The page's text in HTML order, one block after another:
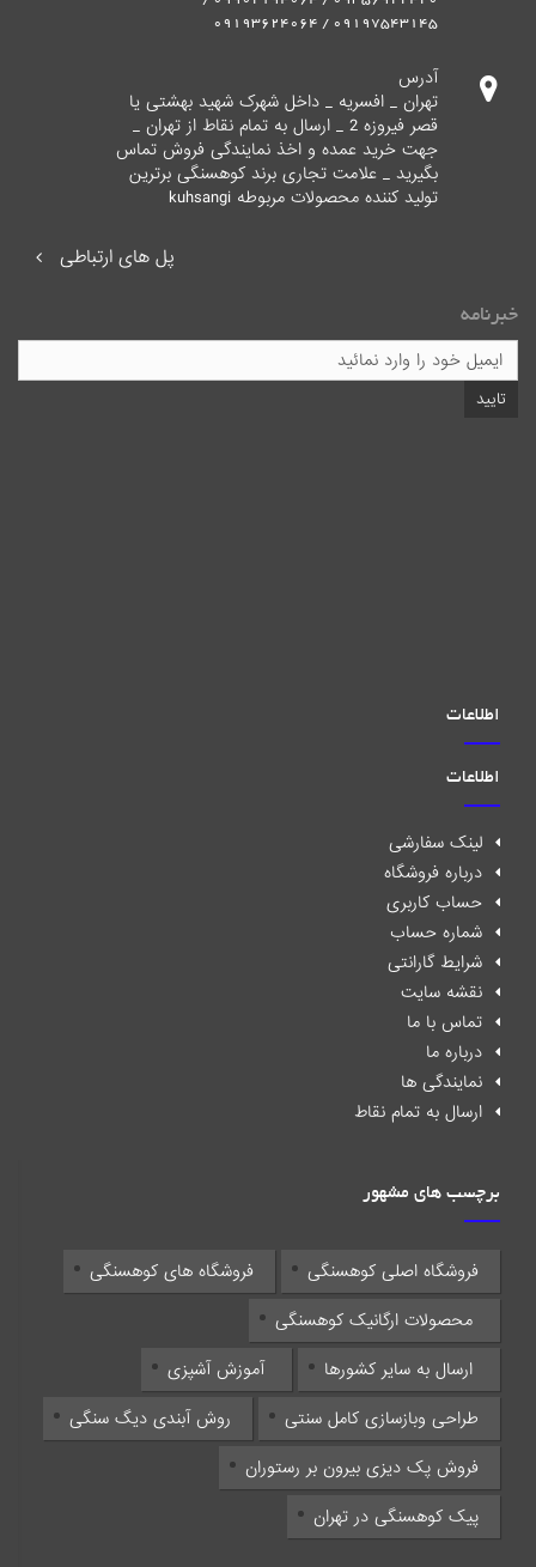
09197543145 / 09193624064
آدرس
تهران _ افسریه _ داخل شهرک شهید بهشتی یا
قصر فیروزه 2 _ ارسال به تمام نقاط از تهران _
جهت خرید عمده و اخذ نمایندگی فروش تماس
بگیرید _ علامت تجاری برند کوهسنگی برترین
تولید کننده محصولات مربوطه kuhsangi
پل های ارتباطی
خبرنامه
تایید
اطلاعات
اطلاعات
لینک سفارشی
درباره فروشگاه
حساب کاربری
شماره حساب
شرایط گارانتی
نقشه سایت
تماس با ما
درباره ما
نمایندگی ها
ارسال به تمام نقاط
برچسب های مشهور
فروشگاه اصلی کوهسنگی
فروشگاه های کوهسنگی
محصولات ارگانیک کوهسنگی
پیک کوهسنگی در تهران
فروش پک دیزی بیرون بر رستوران
روش آبندی دیگ سنگی طراحی وبازسازی کامل سنتی
آموزش آشپزی ارسال به سایر کشورها